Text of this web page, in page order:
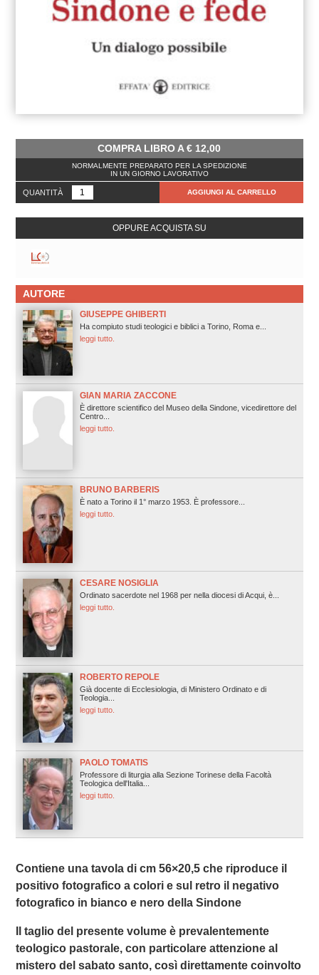
COMPRA LIBRO A€ 12,00
NORMALMENTE PREPARATO PER LA SPEDIZIONE
IN UN GIORNO LAVORATIVO
QUANTITÀ AGGIUNGI AL CARRELLO
OPPURE ACQUISTA SU
AUTORE
GIUSEPPE GHIBERTI
Ha compiuto studi teologici e biblici a Torino, Roma e...
leggi tutto.
GIAN MARIA ZACCONE
È direttore scientifico del Museo della Sindone, vicedirettore del
Centro...
leggi tutto.
BRUNO BARBERIS
È nato a Torino il 1° marzo 1953. È professore...
leggi tutto.
CESARE NOSIGLIA
Ordinato sacerdote nel 1968 per nella diocesi di Acqui, è...
leggi tutto.
ROBERTO REPOLE
Già docente di Ecclesiologia, di Ministero Ordinato e di
Teologia...
leggi tutto.
PAOLO TOMATIS
Professore di liturgia alla Sezione Torinese della Facoltà
Teologica dell'Italia...
leggi tutto.
Contiene una tavola di cm 56×20,5 che riproduce il
positivo fotografico a colori e sul retro il negativo
fotografico in bianco e nero della Sindone
Il taglio del presente volume è prevalentemente
teologico pastorale, con particolare attenzione al
mistero del sabato santo, così direttamente coinvolto